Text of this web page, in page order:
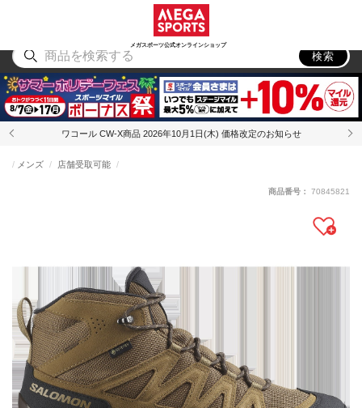
メガスポーツ公式オンラインショップ
アウトドア
検索
ワコール CW-X商品 2026年10月1日(木) 価格改定のお知らせ
メンズ 店舗受取可能
商品番号： 70845821